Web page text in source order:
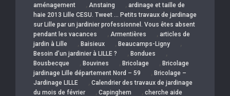
aménagement , Anstaing , ardinage et taille de
haie 2013 Lille CESU. Tweet … Petits travaux de jardinage
sur Lille par un jardinier professionnel. Vous êtes absent
pendant les vacances
, Armentières , articles de
jardin à Lille
, Baisieux , Beaucamps-Ligny ,
Besoin d’un jardinier à LILLE ? , Bondues ,
Bousbecque , Bouvines , Bricolage , Bricolage
jardinage Lille département Nord – 59
, Bricolage –
Jardinage LILLE
, Calendrier des travaux de jardinage
du mois de février
, Capinghem , cherche aide